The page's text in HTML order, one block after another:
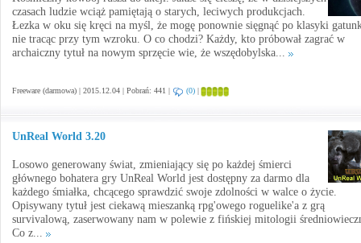
czasach ludzie wciąż pamiętają o starych, leciwych produkcjach.
Łezka w oku się kręci na myśl, że mogę ponownie sięgnąć po klasyki
nie tracąc przy tym wzroku. O co chodzi? Każdy, kto próbował zagrać w
archaiczny tytuł na nowym sprzęcie wie, że wszędobylska...
Freeware (darmowa) | 2015.12.04 | Pobrań: 441 | (0) |
UnReal World 3.20
Losowo generowany świat, zmieniający się po każdej śmierci
głównego bohatera gry UnReal World jest dostępny za darmo dla
każdego śmiałka, chcącego sprawdzić swoje zdolności w walce o życie.
Opisywany tytuł jest ciekawą mieszanką rpg'owego roguelike'a z grą
survivalową, zaserwowany nam w polewie z fińskiej mitologii
Co z...